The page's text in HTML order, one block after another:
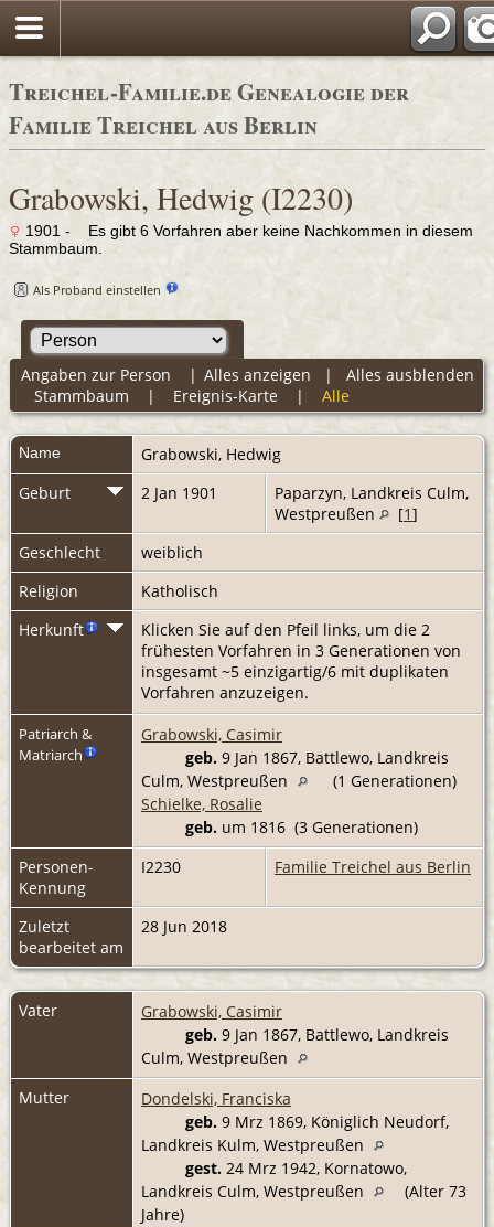
Treichel-Familie.de Genealogie der
Familie Treichel aus Berlin
Grabowski, Hedwig (I2230)
1901 - Es gibt 6 Vorfahren aber keine Nachkommen in diesem
Stammbaum.
Als Proband einstellen
Alles anzeigen | Alles ausblenden
Angaben zur Person |
Stammbaum | Ereignis-Karte | Alle
Name Grabowski, Hedwig
Geburt
2 Jan 1901
Paparzyn, Landkreis Culm,
Westpreußen
[1]
Geschlecht
weiblich
Religion
Katholisch
Herkunft
Klicken Sie auf den Pfeil links, um die 2
frühesten Vorfahren in 3 Generationen von
insgesamt ~5 einzigartig/6 mit duplikaten
Vorfahren anzuzeigen.
Patriarch &
Matriarch
Grabowski, Casimir
geb. 9 Jan 1867, Battlewo, Landkreis
Culm, Westpreußen
(1 Generationen)
Schielke, Rosalie
geb. um 1816 (3 Generationen)
Personen-
Kennung
I2230 Familie Treichel aus Berlin
Zuletzt
bearbeitet am
28 Jun 2018
Vater
Grabowski, Casimir
geb. 9 Jan 1867, Battlewo, Landkreis
Culm, Westpreußen
Mutter
Dondelski, Franciska
geb. 9 Mrz 1869, Königlich Neudorf,
Landkreis Kulm, Westpreußen
gest. 24 Mrz 1942, Kornatowo,
Landkreis Culm, Westpreußen
(Alter 73
Jahre)